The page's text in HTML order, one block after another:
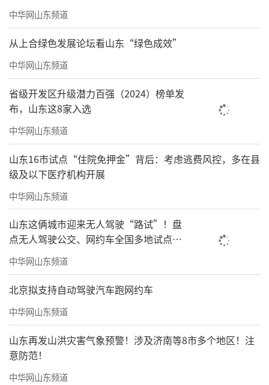
中华网山东频道
从上合绿色发展论坛看山东“绿色成效”
中华网山东频道
省级开发区升级潜力百强（2024）榜单发
布，山东这8家入选
中华网山东频道
山东16市试点“住院免押金”背后：考虑逃费风控，多在县
级及以下医疗机构开展
中华网山东频道
山东这俩城市迎来无人驾驶“路试”！盘
点无人驾驶公交、网约车全国多地试点之
路
中华网山东频道
北京拟支持自动驾驶汽车跑网约车
中华网山东频道
山东再发山洪灾害气象预警！涉及济南等8市多个地区！注
意防范！
中华网山东频道